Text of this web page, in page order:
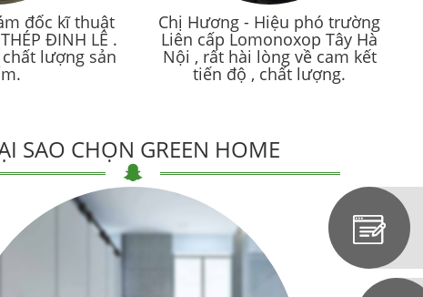
đốc kĩ thuật
ĐINH LÊ .
lượng sản
Chị Hương - Hiệu phó trường
Liên cấp Lomonoxop Tây Hà
Nội , rất hài lòng về cam kết
tiến độ , chất lượng.
SAO CHỌN GREEN HOME